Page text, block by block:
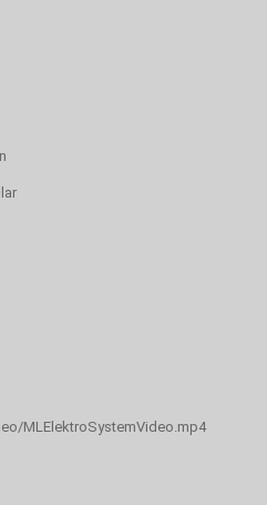
MLElektroSystemVideo.mp4